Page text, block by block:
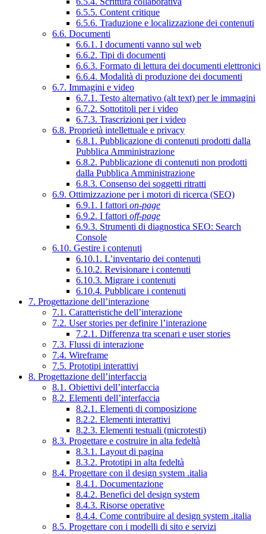
6.5.5. Content critique
6.5.6. Traduzione e localizzazione dei contenuti
6.6. Documenti
6.6.1. I documenti vanno sul web
6.6.2. Tipi di documenti
6.6.3. Formato di lettura dei documenti elettronici
6.6.4. Modalità di produzione dei documenti
6.7. Immagini e video
6.7.1. Testo alternativo (alt text) per le immagini
6.7.2. Sottotitoli per i video
6.7.3. Trascrizioni per i video
6.8. Proprietà intellettuale e privacy
6.8.1. Pubblicazione di contenuti prodotti dalla
Pubblica Amministrazione
6.8.2. Pubblicazione di contenuti non prodotti
dalla Pubblica Amministrazione
6.8.3. Consenso dei soggetti ritratti
6.9. Ottimizzazione per i motori di ricerca (SEO)
6.9.1. I fattori on-page
6.9.2. I fattori off-page
6.9.3. Strumenti di diagnostica SEO: Search
Console
6.10. Gestire i contenuti
6.10.1. L’inventario dei contenuti
6.10.2. Revisionare i contenuti
6.10.3. Migrare i contenuti
6.10.4. Pubblicare i contenuti
7. Progettazione dell’interazione
7.1. Caratteristiche dell’interazione
7.2. User stories per definire l’interazione
7.2.1. Differenza tra scenari e user stories
7.3. Flussi di interazione
7.4. Wireframe
7.5. Prototipi interattivi
8. Progettazione dell’interfaccia
8.1. Obiettivi dell’interfaccia
8.2. Elementi dell’interfaccia
8.2.1. Elementi di composizione
8.2.2. Elementi interattivi
8.2.3. Elementi testuali (microtesti)
8.3. Progettare e costruire in alta fedeltà
8.3.1. Layout di pagina
8.3.2. Prototipi in alta fedeltà
8.4. Progettare con il design system .italia
8.4.1. Documentazione
8.4.2. Benefici del design system
8.4.3. Risorse operative
8.4.4. Come contribuire al design system .italia
8.5. Progettare con i modelli di sito e servizi